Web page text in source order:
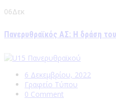
06Δεκ
Πανερυθραϊκός ΑΣ: Η δράση
6 Δεκεμβρίου, 2022
Γραφείο Τύπου
0 Comment